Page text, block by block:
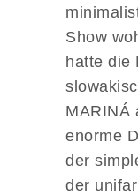
Show
hatte die
MARINÁ
enorme
der
der